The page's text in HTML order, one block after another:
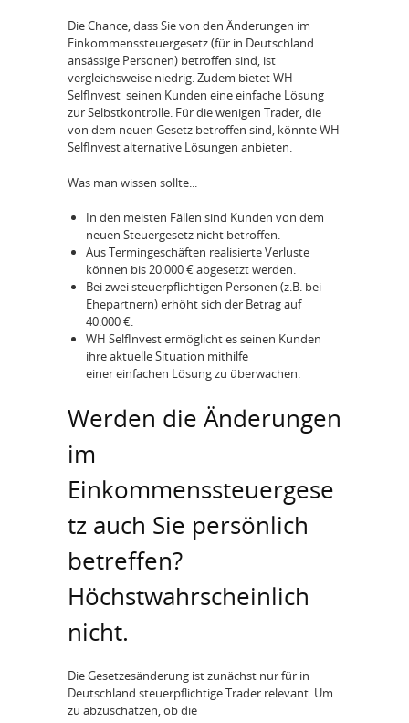
Die Chance, dass Sie von den Änderungen im
Einkommenssteuergesetz (für in Deutschland
ansässige Personen) betroffen sind, ist
vergleichsweise niedrig. Zudem bietet WH
SelfInvest seinen Kunden eine einfache Lösung
zur Selbstkontrolle. Für die wenigen Trader, die
von dem neuen Gesetz betroffen sind, könnte WH
SelfInvest alternative Lösungen anbieten.
Was man wissen sollte...
In den meisten Fällen sind Kunden von dem
neuen Steuergesetz nicht betroffen.
Aus Termingeschäften realisierte Verluste
können bis 20.000 € abgesetzt werden.
Bei zwei steuerpflichtigen Personen (z.B. bei
Ehepartnern) erhöht sich der Betrag auf
40.000 €.
WH SelfInvest ermöglicht es seinen Kunden
ihre aktuelle Situation mithilfe
einer einfachen Lösung zu überwachen.
Werden die Änderungen
im
Einkommenssteuergese
tz auch Sie persönlich
betreffen?
Höchstwahrscheinlich
nicht.
Die Gesetzesänderung ist zunächst nur für in
Deutschland steuerpflichtige Trader relevant. Um
zu abzuschätzen, ob die